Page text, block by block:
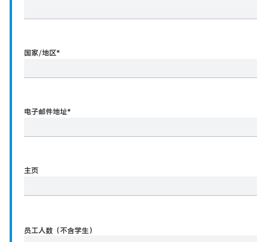
国家/地区*
电子邮件地址*
主页
员工人数（不含学生）